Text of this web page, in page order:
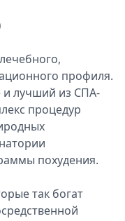
профиля.
и лучший из СПА-
процедур
похудения.
так богат